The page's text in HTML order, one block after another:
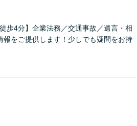
歩4分】企業法務／交通事故／遺言・相
をご提供します！少しでも疑問をお持